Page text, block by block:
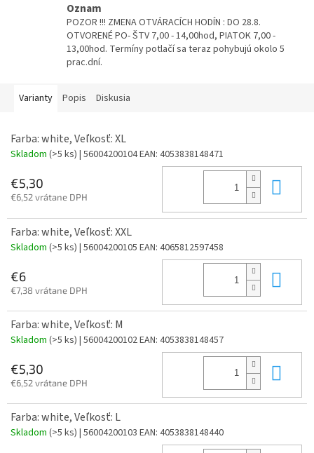
Oznam
POZOR !!! ZMENA OTVÁRACÍCH HODÍN : DO 28.8.
OTVORENÉ PO- ŠTV 7,00 - 14,00hod, PIATOK 7,00 -
13,00hod. Termíny potlačí sa teraz pohybujú okolo 5
prac.dní.
Varianty Popis Diskusia
Farba: white, Veľkosť: XL
Skladom (>5 ks) | 56004200104EAN: 4053838148471
€5,30
€6,52 vrátane DPH
Farba: white, Veľkosť: XXL
Skladom (>5 ks) | 56004200105 EAN: 4065812597458
€6
€7,38 vrátane DPH
Farba: white, Veľkosť: M
Skladom (>5 ks) | 56004200102EAN: 4053838148457
€5,30
€6,52 vrátane DPH
Farba: white, Veľkosť: L
Skladom (>5 ks) | 56004200103 EAN: 4053838148440